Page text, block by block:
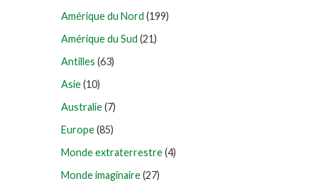
Amérique du Nord (199)
Amérique du Sud (21)
Antilles (63)
Asie(10)
Australie(7)
Europe(85)
Monde extraterrestre(4)
Monde imaginaire(27)